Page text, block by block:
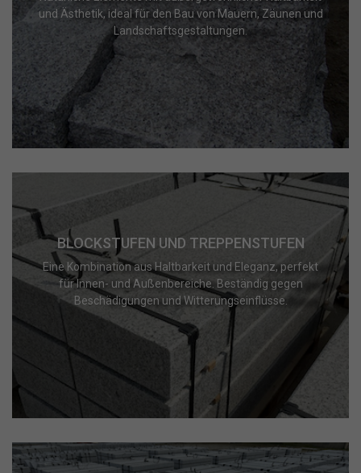
und Ästhetik, ideal für den Bau von Mauern, Zäunen und
Landschaftsgestaltungen.
BLOCKSTUFEN UND TREPPENSTUFEN
Eine Kombination aus Haltbarkeit und Eleganz, perfekt
für Innen- und Außenbereiche. Beständig gegen
Beschädigungen und Witterungseinflüsse.